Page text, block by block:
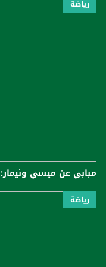
رياضة
مبابي عن ميسي
رياضة